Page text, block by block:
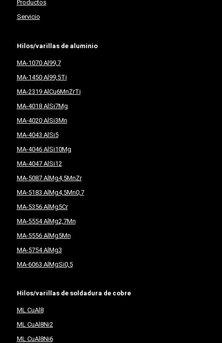
Productos
Servicio
Hilos/varillas de aluminio
MA-1070 Al99,7
MA-1450 Al99,5Ti
MA-2319 AlCu6MnZrTi
MA-4018 AlSi7Mg
MA-4020 AlSi3Mn
MA-4043 AlSi5
MA-4046 AlSi10Mg
MA-4047 AlSi12
MA-5087 AlMg4,5MnZr
MA-5183 AlMg4,5Mn0,7
MA-5356 AlMg5Cr
MA-5554 AlMg2,7Mn
MA-5556 AlMg5Mn
MA-5754 AlMg3
MA-6063 AlMgSi0,5
Hilos/varillas de soldadura de cobre
ML CuAl8
ML CuAl8Ni2
ML CuAl8Ni6